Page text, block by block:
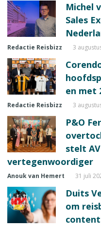
Michel
Sales
Redactie Reisbizz 3
en met
Redactie Reisbizz 3
P&O
stelt
vertegenwoordiger
Anouk van Hemert 31 juli
Duits
om